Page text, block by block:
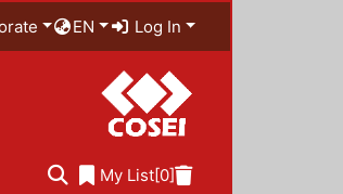
EN Log In
My List[0]